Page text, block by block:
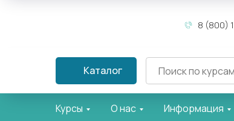
8 (800)
Каталог
Курсы О нас Информация